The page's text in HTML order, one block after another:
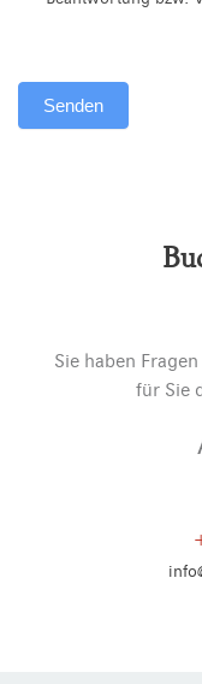
Senden
Sie haben
für Sie